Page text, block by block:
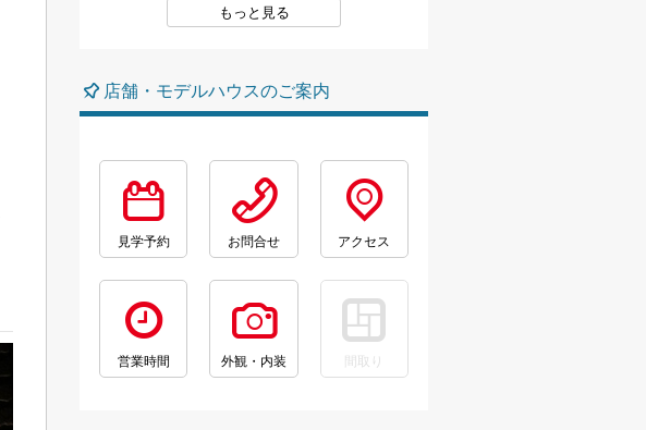
もっと見る
店舗・モデルハウスのご案内
見学予約 お問合せ アクセス
営業時間 外観・内装 間取り